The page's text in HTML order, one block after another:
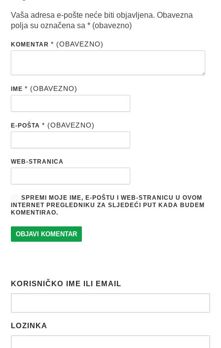
Vaša adresa e-pošte neće biti objavljena. Obavezna
polja su označena sa* (obavezno)
KOMENTAR* (OBAVEZNO)
IME* (OBAVEZNO)
E-POŠTA* (OBAVEZNO)
WEB-STRANICA
SPREMI MOJE IME, E-POŠTU I WEB-STRANICU U OVOM
INTERNET PREGLEDNIKU ZA SLJEDEĆI PUT KADA BUDEM
KOMENTIRAO.
KORISNIČKO IME ILI EMAIL
LOZINKA